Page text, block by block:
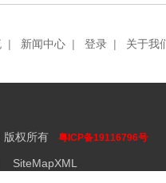
| 新闻中心 | 登录 | 关于我
版权所有 粤ICP备19116796号
SiteMapXML